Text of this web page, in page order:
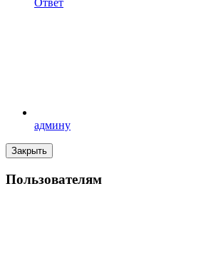
Ответ
админу
Закрыть
Пользователям